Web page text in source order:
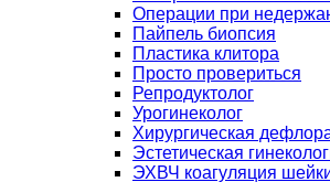
Операции при
Пайпель биопсия
Пластика клитора
Просто провериться
Репродуктолог
Урогинеколог
Хирургическая
Эстетическая
ЭХВЧ коагуляция